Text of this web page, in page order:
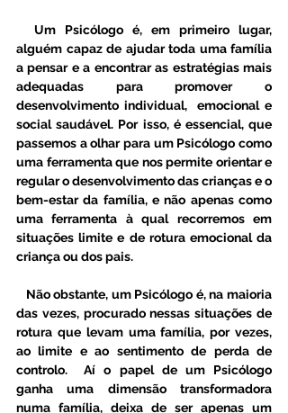
alguém capaz de ajudar toda uma família
a pensar e a encontrar as estratégias mais
adequadas para promover o
desenvolvimento individual,  emocional e
social saudável. Por isso, é essencial, que
passemos a olhar para um Psicólogo como
uma ferramenta que nos permite orientar e
regular o desenvolvimento das crianças e o
bem-estar da família, e não apenas como
uma ferramenta à qual recorremos em
situações limite e de rotura emocional da
criança ou dos pais.
das vezes, procurado nessas situações de
rotura que levam uma família, por vezes,
ao limite e ao sentimento de perda de
controlo.  Aí o papel de um Psicólogo
ganha uma dimensão transformadora
numa família, deixa de ser apenas um